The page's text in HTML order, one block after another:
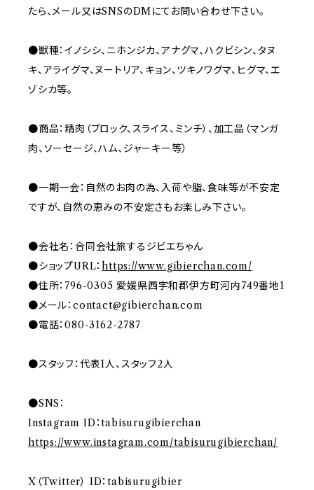
たら、メール又はSNSのDMにてお問い合わせ下さい。
●獣種：イノシシ、ニホンジカ、アナグマ、ハクビシン、タヌ
キ、アライグマ、ヌートリア、キョン、ツキノワグマ、ヒグマ、エ
ゾシカ等。
●商品：精肉（ブロック、スライス、ミンチ）、加工品（マンガ
肉、ソーセージ、ハム、ジャーキー等）
●一期一会：自然のお肉の為、入荷や脂、食味等が不安定
ですが、自然の恵みの不安定さもお楽しみ下さい。
●会社名：合同会社旅するジビエちゃん
●ショップURL：https://www.gibierchan.com/
●住所：796-0305 愛媛県西宇和郡伊方町河内749番地1
●メール： contact@gibierchan.com
●電話：080-3162-2787
●スタッフ：代表1人、スタッフ2人
●SNS：
Instagram ID：tabisurugibierchan
https://www.instagram.com/tabisurugibierchan/
X（Twitter） ID：tabisurugibier